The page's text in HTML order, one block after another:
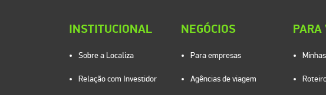
INSTITUCIONAL
Sobre a Localiza
Relação com Investidor
NEGÓCIOS
Para empresas
Agências de viagem
PARA